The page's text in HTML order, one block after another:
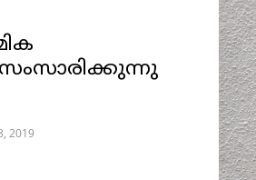
2019